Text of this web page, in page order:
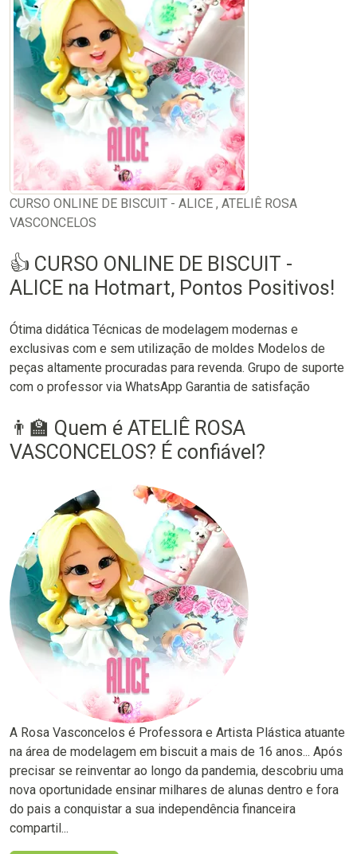
CURSO ONLINE DE BISCUIT - ALICE , ATELIÊ ROSA
VASCONCELOS
👍 CURSO ONLINE DE BISCUIT -
ALICE na Hotmart, Pontos Positivos!
Ótima didática Técnicas de modelagem modernas e
exclusivas com e sem utilização de moldes Modelos de
peças altamente procuradas para revenda. Grupo de suporte
com o professor via WhatsApp Garantia de satisfação
👨‍🏫 Quem é ATELIÊ ROSA
VASCONCELOS? É confiável?
A Rosa Vasconcelos é Professora e Artista Plástica atuante
na área de modelagem em biscuit a mais de 16 anos... Após
precisar se reinventar ao longo da pandemia, descobriu uma
nova oportunidade ensinar milhares de alunas dentro e fora
do pais a conquistar a sua independência financeira
compartil...